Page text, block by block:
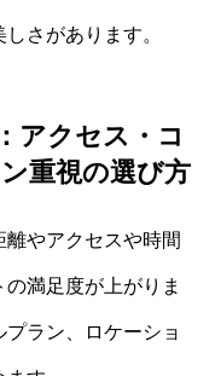
さがあります。
アクセス・コ
重視の選び方
やアクセスや時間
満足度が上がりま
ラン、ロケーショ